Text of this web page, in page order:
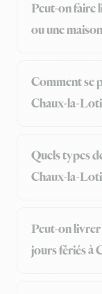
Peut-on faire
ou une
Comment se
Chaux-la-
Quels types
Chaux-la-
Peut-on livrer
jours fériés à